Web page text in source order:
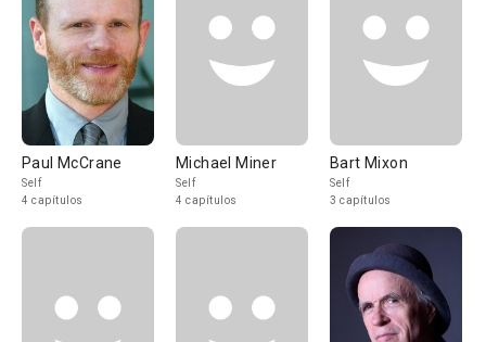
Paul McCrane
Self
4 capítulos
Michael Miner
Self
4 capítulos
Bart Mixon
Self
3 capítulos